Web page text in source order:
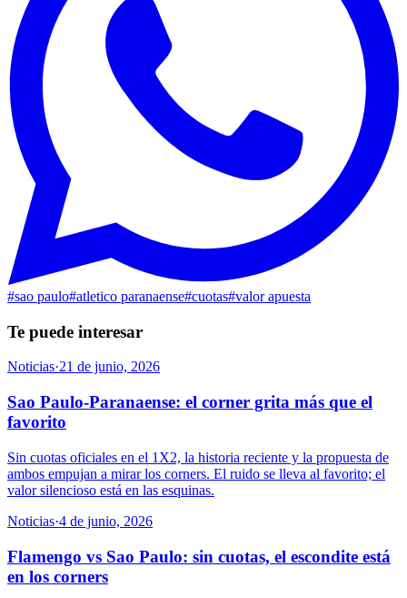
#sao paulo#atletico paranaense#cuotas#valor apuesta
Te puede interesar
Noticias·21 de junio, 2026
Sao Paulo-Paranaense: el corner grita más que el
favorito
Sin cuotas oficiales en el 1X2, la historia reciente y la propuesta de
ambos empujan a mirar los corners. El ruido se lleva al favorito; el
valor silencioso está en las esquinas.
Noticias·4 de junio, 2026
Flamengo vs Sao Paulo: sin cuotas, el escondite está
en los corners